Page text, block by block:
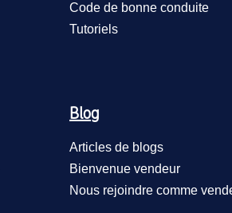
Code de bonne conduite
Tutoriels
Blog
Articles de blogs
Bienvenue vendeur
Nous rejoindre comme